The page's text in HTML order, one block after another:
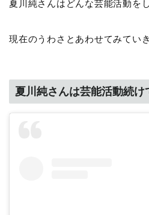
夏川純さんはどんな芸能活動を
現在のうわさとあわせてみてい
夏川純さんは芸能活動続け